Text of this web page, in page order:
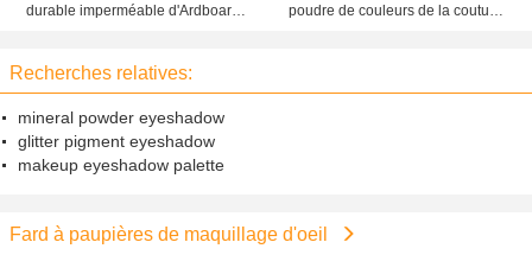
durable imperméable d'Ardboard
poudre de couleurs de la coutume
Recherches relatives:
mineral powder eyeshadow
glitter pigment eyeshadow
makeup eyeshadow palette
Fard à paupières de maquillage d'oeil